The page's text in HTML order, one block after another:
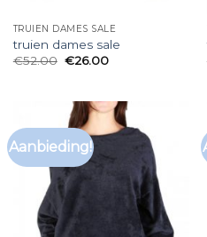
TRUIEN DAMES SALE
truien dames sale
€52.00 €26.00
Aanbieding!